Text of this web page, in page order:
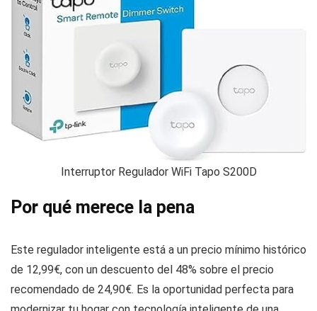
Interruptor Regulador WiFi Tapo S200D
Por qué merece la pena
Este regulador inteligente está a un precio mínimo histórico
de 12,99€, con un descuento del 48% sobre el precio
recomendado de 24,90€. Es la oportunidad perfecta para